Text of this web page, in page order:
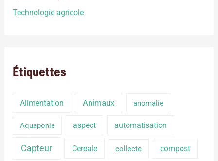
Technologie agricole
Étiquettes
Alimentation Animaux anomalie
Aquaponie aspect automatisation
Capteur Cereale collecte compost